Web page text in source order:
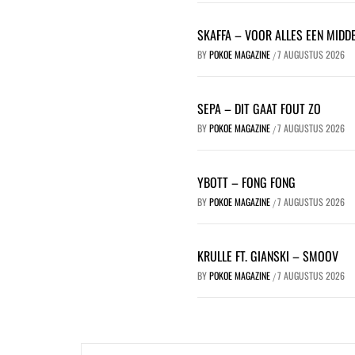
SKAFFA – VOOR ALLES EEN
BYPOKOE MAGAZINE /7 AUGUSTUS 2026
SEPA – DIT GAAT FOUT ZO
BYPOKOE MAGAZINE /7 AUGUSTUS 2026
YBOTT – FONG FONG
BYPOKOE MAGAZINE /7 AUGUSTUS 2026
KRULLE FT. GIANSKI – SMOOV
BYPOKOE MAGAZINE /7 AUGUSTUS 2026